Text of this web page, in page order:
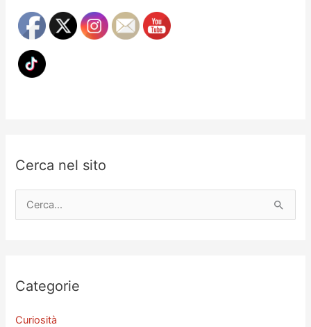
Cerca nel sito
e
a
Categorie
Curiosità